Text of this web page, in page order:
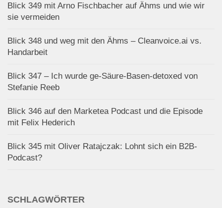
Blick 349 mit Arno Fischbacher auf Ähms und wie wir
sie vermeiden
Blick 348 und weg mit den Ähms – Cleanvoice.ai vs.
Handarbeit
Blick 347 – Ich wurde ge-Säure-Basen-detoxed von
Stefanie Reeb
Blick 346 auf den Marketea Podcast und die Episode
mit Felix Hederich
Blick 345 mit Oliver Ratajczak: Lohnt sich ein B2B-
Podcast?
SCHLAGWÖRTER